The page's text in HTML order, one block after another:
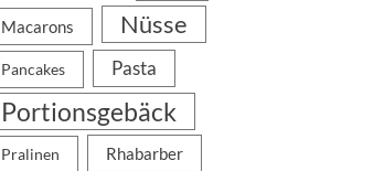
Macarons Nüsse
Pancakes Pasta
Portionsgebäck
Pralinen Rhabarber